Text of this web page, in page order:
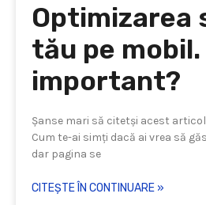
Optimizarea
tău pe mobil.
important?
Șanse mari să citetși acest articol
Cum te-ai simți dacă ai vrea să
dar pagina se
CITEȘTE ÎN CONTINUARE »